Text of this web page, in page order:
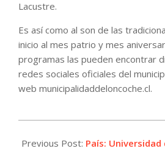
Lacustre.
Es así como al son de las
inicio al mes patrio y mes
programas las pueden encontrar
redes sociales oficiales del
web municipalidaddeloncoche.cl.
09-
Previous Post: País: